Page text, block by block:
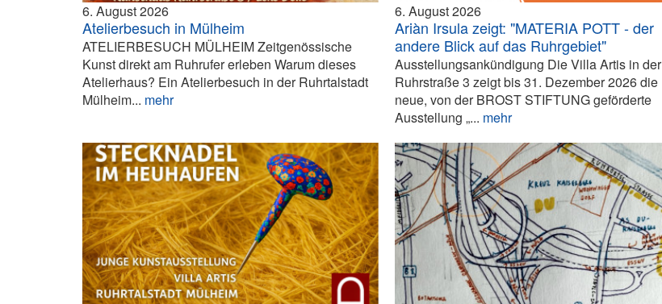
6. August 2026
Atelierbesuch in Mülheim
ATELIERBESUCH MÜLHEIM Zeitgenössische
Kunst direkt am Ruhrufer erleben Warum dieses
Atelierhaus? Ein Atelierbesuch in der Ruhrtalstadt
Mülheim... mehr
6. August 2026
Ariàn Irsula zeigt: "MATERIA POTT - der
andere Blick auf das Ruhrgebiet"
Ausstellungsankündigung Die Villa Artis in der
Ruhrstraße 3 zeigt bis 31. Dezember 2026 die
neue, von der BROST STIFTUNG geförderte
Ausstellung „... mehr